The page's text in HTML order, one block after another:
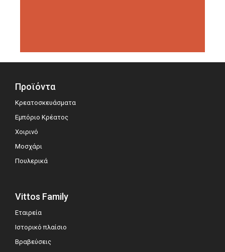
Προϊόντα
Κρεατοσκευάσματα
Εμπόριο Κρέατος
Χοιρινό
Μοσχάρι
Πουλερικά
Vittos Family
Εταιρεία
Ιστορικό πλαίσιο
Βραβεύσεις